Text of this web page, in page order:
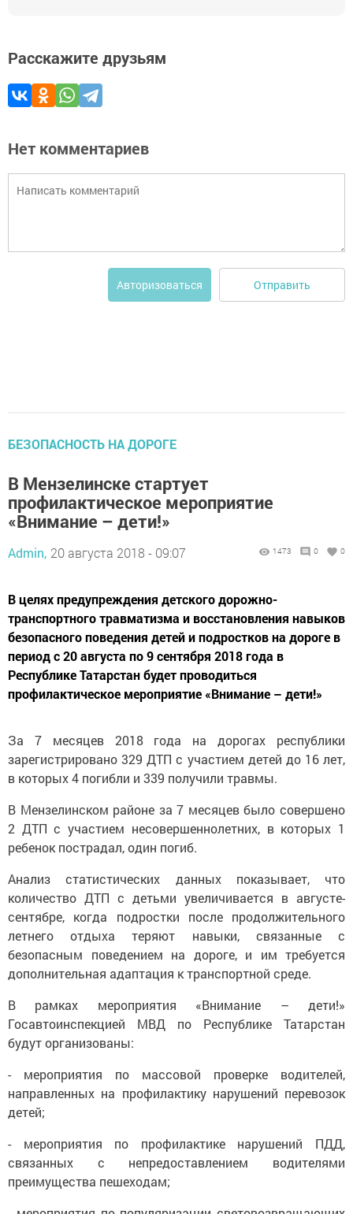
Расскажите друзьям
Нет комментариев
Авторизоваться Отправить
БЕЗОПАСНОСТЬ НА ДОРОГЕ
В Мензелинске стартует
профилактическое мероприятие
«Внимание – дети!»
Admin, 20 августа 2018 - 09:07 1473 0 0
В целях предупреждения детского дорожно-
транспортного травматизма и восстановления навыков
безопасного поведения детей и подростков на дороге в
период с 20 августа по 9 сентября 2018 года в
Республике Татарстан будет проводиться
профилактическое мероприятие «Внимание – дети!»
За 7 месяцев 2018 года на дорогах республики
зарегистрировано 329 ДТП с участием детей до 16 лет,
в которых 4 погибли и 339 получили травмы.
В Мензелинском районе за 7 месяцев было совершено
2 ДТП с участием несовершеннолетних, в которых 1
ребенок пострадал, один погиб.
Анализ статистических данных показывает, что
количество ДТП с детьми увеличивается в августе-
сентябре, когда подростки после продолжительного
летнего отдыха теряют навыки, связанные с
безопасным поведением на дороге, и им требуется
дополнительная адаптация к транспортной среде.
В рамках мероприятия «Внимание – дети!»
Госавтоинспекцией МВД по Республике Татарстан
будут организованы:
- мероприятия по массовой проверке водителей,
направленных на профилактику нарушений перевозок
детей;
- мероприятия по профилактике нарушений ПДД,
связанных с непредоставлением водителями
преимущества пешеходам;